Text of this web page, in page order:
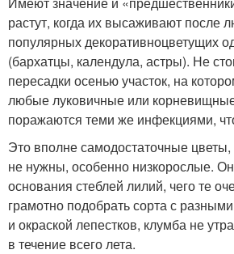
растут, когда их высаживают после
популярных декоративноцветущих
(бархатцы, календула, астры). Не
пересадки осенью участок, на
любые луковичные или
поражаются теми же инфекциями,
Это вполне самодостаточные
не нужны, особенно низкорослые.
основания стеблей лилий, чего те
грамотно подобрать сорта с
и окраской лепестков, клумба не
в течение всего лета.